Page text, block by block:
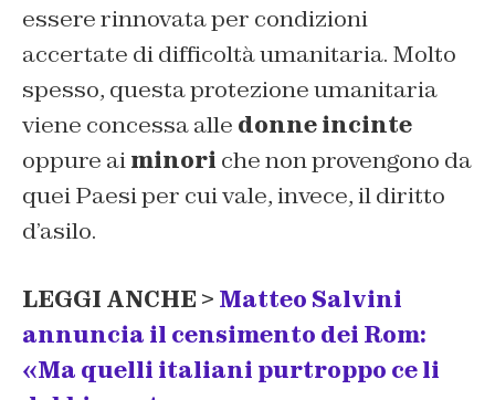
essere rinnovata per condizioni
accertate di difficoltà umanitaria. Molto
spesso, questa protezione umanitaria
viene concessa alle donne incinte
oppure aiminori che non provengono da
quei Paesi per cui vale, invece, il diritto
d’asilo.
LEGGI ANCHE > Matteo Salvini
annuncia il censimento dei Rom:
«Ma quelli italiani purtroppo ce li